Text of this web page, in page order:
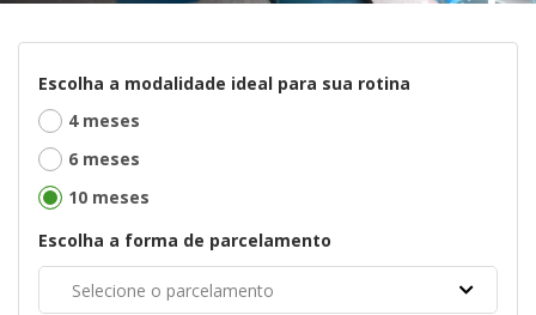
Escolha a modalidade ideal para sua rotina
4 meses
6 meses
10 meses
Escolha a forma de parcelamento
Selecione o parcelamento